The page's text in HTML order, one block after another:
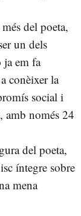
del poeta,
un dels
ja em fa
conèixer la
social i
amb només 24
del poeta,
íntegre sobre
mena